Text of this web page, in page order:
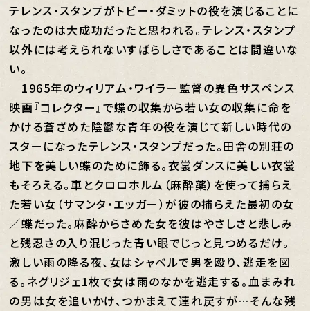
テレンス・スタンプがトビー・ダミットの役を演じることに
なったのは大成功だったと思われる。テレンス・スタンプ
以外には考えられないすばらしさであることは間違いな
い。
1965年のウィリアム・ワイラー監督の異色サスペンス
映画『コレクター』で蝶の収集から若い女の収集に命を
かける蒼ざめた陰鬱な青年の役を演じて新しい時代の
スターになったテレンス・スタンプだった。田舎の別荘の
地下を美しい蝶のために飾る。衣裳ダンスに美しい衣裳
もそろえる。車とクロロホルム（麻酔薬）を使って捕らえ
た若い女（サマンタ・エッガー）が彼の捕らえた最初の女
／蝶だった。麻酔からさめた女を彼はやさしさと悲しみ
と残忍さの入り混じった青い眼でじっと見つめるだけ。
激しい雨の降る夜、女はシャベルで男を殴り、逃走を図
る。ネグリジェ1枚で女は雨のなかを逃走する。血まみれ
の男は女を追いかけ、つかまえて連れ戻すが…そんな残